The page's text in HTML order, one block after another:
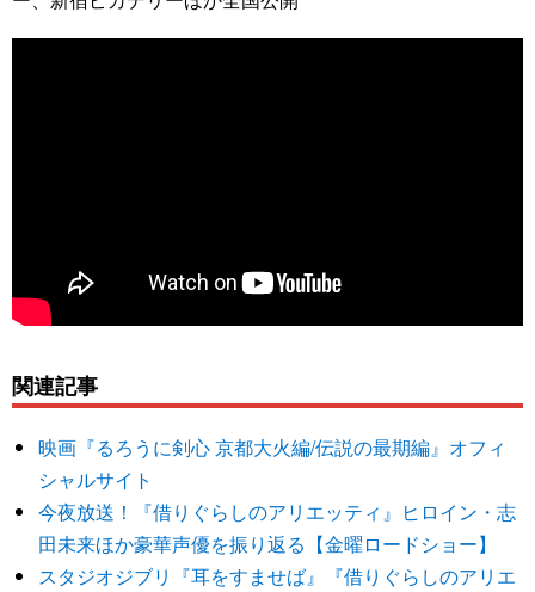
関連記事
映画『るろうに剣心 京都大火編/伝説の最期編』オフィ
シャルサイト
今夜放送！『借りぐらしのアリエッティ』ヒロイン・志
田未来ほか豪華声優を振り返る【金曜ロードショー】
スタジオジブリ『耳をすませば』『借りぐらしのアリエ